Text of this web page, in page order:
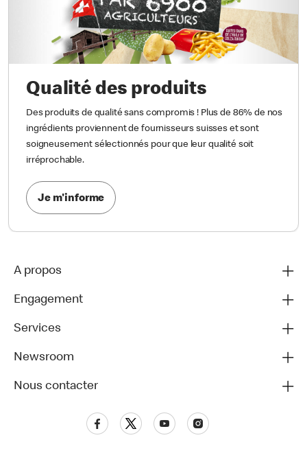
Qualité des produits
Des produits de qualité sans compromis ! Plus de 86% de nos
ingrédients proviennent de fournisseurs suisses et sont
soigneusement sélectionnés pour que leur qualité soit
irréprochable.
Je m'informe
A propos
Engagement
Services
Newsroom
Nous contacter